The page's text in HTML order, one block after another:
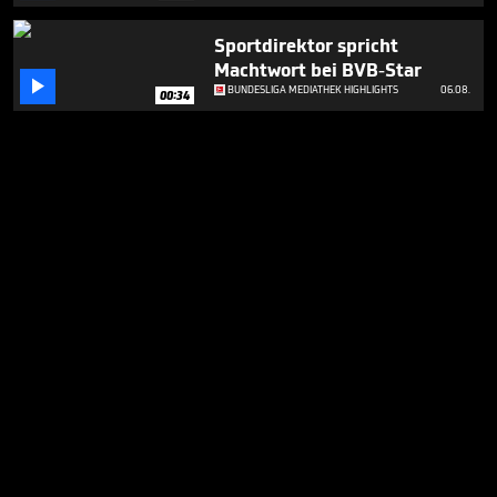
 00:34
Sportdirektor spricht
Machtwort bei BVB-Star
BUNDESLIGA MEDIATHEK HIGHLIGHTS 06.08.